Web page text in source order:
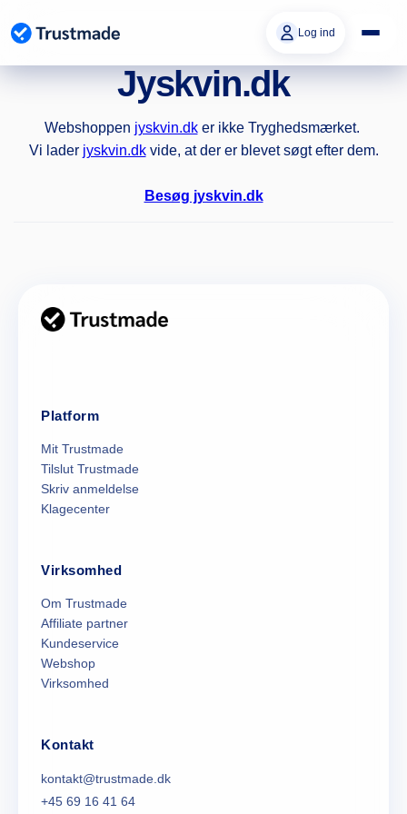
indhold
Log ind
Jyskvin.dk
Webshoppen jyskvin.dker ikke Tryghedsmærket.
Vi lader jyskvin.dkvide, at der er blevet søgt efter dem.
Besøg jyskvin.dk
Platform
Mit Trustmade
Tilslut Trustmade
Skriv anmeldelse
Klagecenter
Virksomhed
Om Trustmade
Affiliate partner
Kundeservice
Webshop
Virksomhed
Kontakt
kontakt@trustmade.dk
+45 69 16 41 64